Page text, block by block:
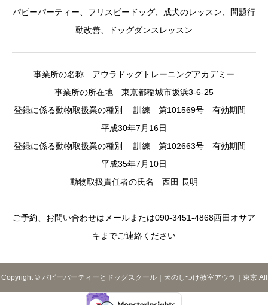
パピーパーティー、フリスビードッグ、成犬のレッスン、問題行
動改善、ドッグダンスレッスン
事業所の名称 アウラドッグトレーニングアカデミー
事業所の所在地 東京都稲城市坂浜3-6-25
登録に係る動物取扱業の種別 訓練 第101569号 有効期間
平成30年7月16日
登録に係る動物取扱業の種別 訓練 第102663号 有効期間
平成35年7月10日
動物取扱責任者の氏名 西田 長明
ご予約、お問い合わせはメールまたは090-3451-4868西田オサア
キまでご連絡ください
Copyright © パピーパーティーとドッグスクール｜犬のしつけ教室アウラ｜東京 All